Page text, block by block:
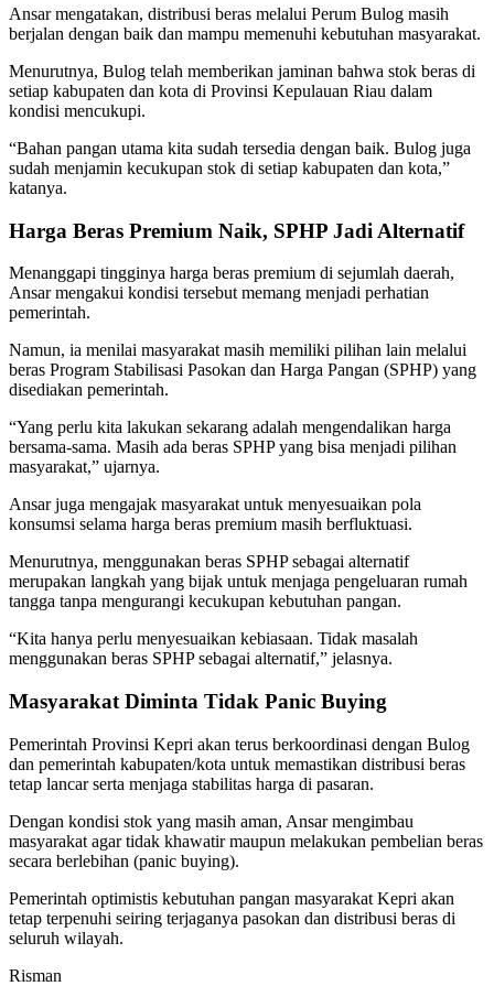
Ansar mengatakan, distribusi beras melalui Perum Bulog masih
berjalan dengan baik dan mampu memenuhi kebutuhan masyarakat.
Menurutnya, Bulog telah memberikan jaminan bahwa stok beras di
setiap kabupaten dan kota di Provinsi Kepulauan Riau dalam
kondisi mencukupi.
“Bahan pangan utama kita sudah tersedia dengan baik. Bulog juga
sudah menjamin kecukupan stok di setiap kabupaten dan kota,”
katanya.
Harga Beras Premium Naik, SPHP Jadi Alternatif
Menanggapi tingginya harga beras premium di sejumlah daerah,
Ansar mengakui kondisi tersebut memang menjadi perhatian
pemerintah.
Namun, ia menilai masyarakat masih memiliki pilihan lain melalui
beras Program Stabilisasi Pasokan dan Harga Pangan (SPHP) yang
disediakan pemerintah.
“Yang perlu kita lakukan sekarang adalah mengendalikan harga
bersama-sama. Masih ada beras SPHP yang bisa menjadi pilihan
masyarakat,” ujarnya.
Ansar juga mengajak masyarakat untuk menyesuaikan pola
konsumsi selama harga beras premium masih berfluktuasi.
Menurutnya, menggunakan beras SPHP sebagai alternatif
merupakan langkah yang bijak untuk menjaga pengeluaran rumah
tangga tanpa mengurangi kecukupan kebutuhan pangan.
“Kita hanya perlu menyesuaikan kebiasaan. Tidak masalah
menggunakan beras SPHP sebagai alternatif,” jelasnya.
Masyarakat Diminta Tidak Panic Buying
Pemerintah Provinsi Kepri akan terus berkoordinasi dengan Bulog
dan pemerintah kabupaten/kota untuk memastikan distribusi beras
tetap lancar serta menjaga stabilitas harga di pasaran.
Dengan kondisi stok yang masih aman, Ansar mengimbau
masyarakat agar tidak khawatir maupun melakukan pembelian beras
secara berlebihan (panic buying).
Pemerintah optimistis kebutuhan pangan masyarakat Kepri akan
tetap terpenuhi seiring terjaganya pasokan dan distribusi beras di
seluruh wilayah.
Risman